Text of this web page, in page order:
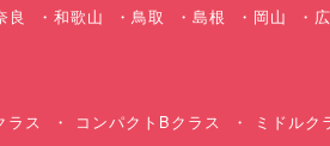
良 和歌山 鳥取 島根 岡山
ラス コンパクトBクラス ミドルク